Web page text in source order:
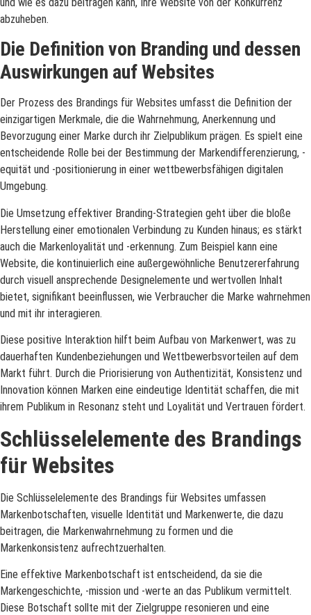
abzuheben.
Die Definition von Branding und dessen
Auswirkungen auf Websites
Der Prozess des Brandings für Websites umfasst die Definition der
einzigartigen Merkmale, die die Wahrnehmung, Anerkennung und
Bevorzugung einer Marke durch ihr Zielpublikum prägen. Es spielt eine
entscheidende Rolle bei der Bestimmung der Markendifferenzierung, -
equität und -positionierung in einer wettbewerbsfähigen digitalen
Umgebung.
Die Umsetzung effektiver Branding-Strategien geht über die bloße
Herstellung einer emotionalen Verbindung zu Kunden hinaus; es stärkt
auch die Markenloyalität und -erkennung. Zum Beispiel kann eine
Website, die kontinuierlich eine außergewöhnliche Benutzererfahrung
durch visuell ansprechende Designelemente und wertvollen Inhalt
bietet, signifikant beeinflussen, wie Verbraucher die Marke wahrnehmen
und mit ihr interagieren.
Diese positive Interaktion hilft beim Aufbau von Markenwert, was zu
dauerhaften Kundenbeziehungen und Wettbewerbsvorteilen auf dem
Markt führt. Durch die Priorisierung von Authentizität, Konsistenz und
Innovation können Marken eine eindeutige Identität schaffen, die mit
ihrem Publikum in Resonanz steht und Loyalität und Vertrauen fördert.
Schlüsselelemente des Brandings
für Websites
Die Schlüsselelemente des Brandings für Websites umfassen
Markenbotschaften, visuelle Identität und Markenwerte, die dazu
beitragen, die Markenwahrnehmung zu formen und die
Markenkonsistenz aufrechtzuerhalten.
Eine effektive Markenbotschaft ist entscheidend, da sie die
Markengeschichte, -mission und -werte an das Publikum vermittelt.
Diese Botschaft sollte mit der Zielgruppe resonieren und eine